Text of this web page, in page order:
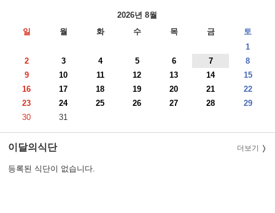
2026년 8월
일
월 화 수 목 금
토
1
2
3 4 5 6 7
8
9
10 11 12 13 14
15
16
17 18 19 20 21
22
23
24 25 26 27 28
29
30
31
이달의식단 더보기
등록된 식단이 없습니다.